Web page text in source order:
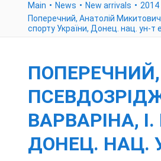
Main News New arrivals 2014
Поперечний, Анатолій
спорту України, Донец. нац. ун-т
ВАРВАРІНА,
ДОНЕЦ. НАЦ.